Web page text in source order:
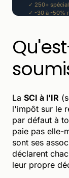
✓ 250+
✓ -30 à -50%
La SCI à l'IR
l'impôt sur le
par défaut à
paie pas elle-
sont ses
déclarent
leur propre